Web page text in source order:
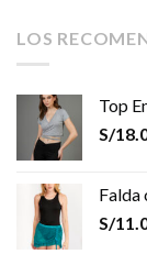
LOS
Top
S/
Falda
S/